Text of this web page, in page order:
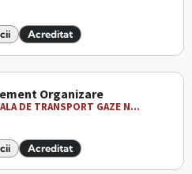
Acreditat
Organizare
DE TRANSPORT GAZE N...
Acreditat